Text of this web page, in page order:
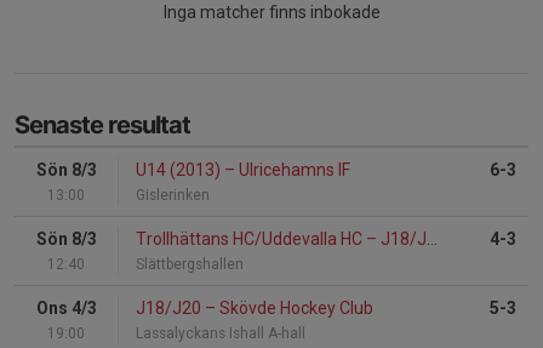
Inga matcher finns inbokade
Senaste resultat
Sön 8/3
13:00
U14 (2013) – Ulricehamns IF
Gislerinken
6-3
Sön 8/3
12:40
Trollhättans HC/Uddevalla HC – J18/J20
Slättbergshallen
4-3
Ons 4/3
19:00
J18/J20 – Skövde Hockey Club
Lassalyckans Ishall A-hall
5-3